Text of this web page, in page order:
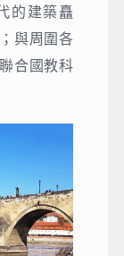
的建築矗
與周圍各
合國教科